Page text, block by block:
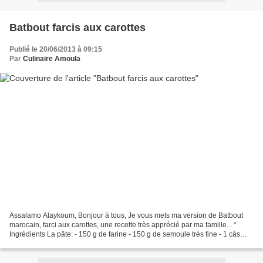
Batbout farcis aux carottes
Publié le 20/06/2013 à 09:15
Par Culinaire Amoula
Assalamo Alaykoum, Bonjour à tous, Je vous mets ma version de Batbout
marocain, farci aux carottes, une recette très apprécié par ma famille... *
Ingrédients La pâte: - 150 g de farine - 150 g de semoule très fine - 1 càs